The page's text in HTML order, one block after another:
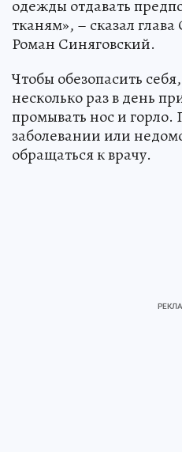
одежды отдавать
тканям», – сказал
Роман Синяговский.
Чтобы обезопасить
несколько раз в день
промывать нос и горло.
заболевании или
обращаться к врачу.